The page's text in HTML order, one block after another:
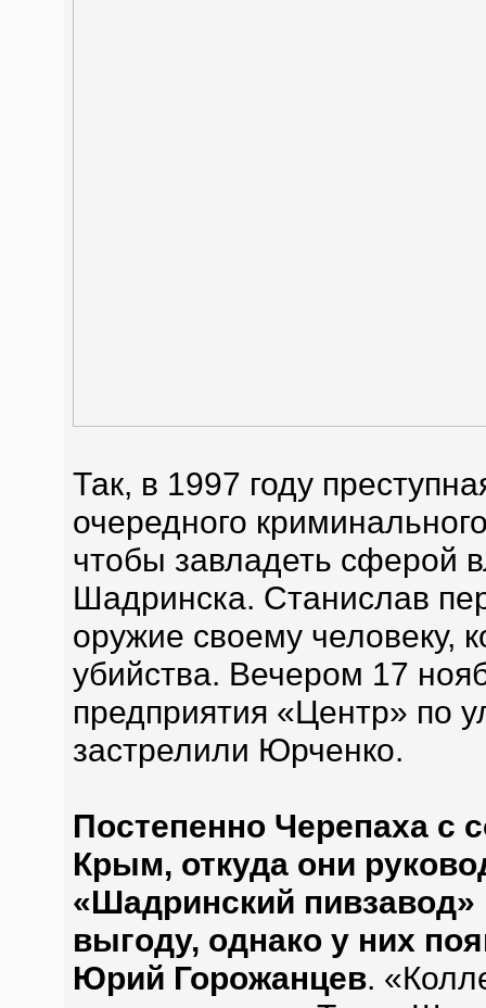
Так, в 1997 году
очередного
чтобы завладеть сферой
Шадринска. Станислав
оружие своему человеку,
убийства. Вечером 17
предприятия «Центр» по
застрелили Юрченко.
Постепенно Черепаха с
Крым, откуда они
«Шадринский
выгоду, однако у них
Юрий Горожанцев.